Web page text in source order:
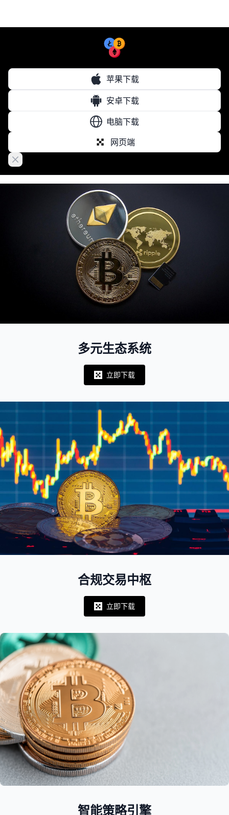
苹果下载
安卓下载
电脑下载
网页端
Close banner
多元生态系统
Notifications
立即下载
合规交易中枢
Notifications
立即下载
智能策略引擎